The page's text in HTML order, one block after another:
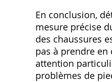
En conclusion‚
mesure précise
des chaussures
pas à prendre
attention
problèmes de